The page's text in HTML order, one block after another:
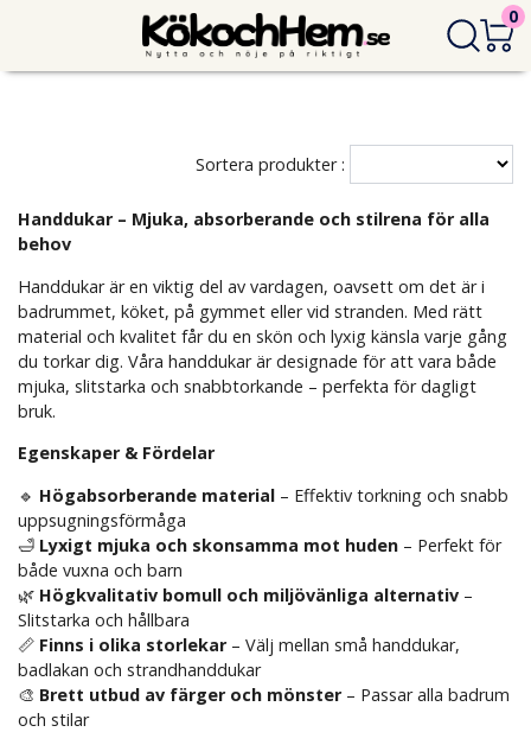
0
Sortera produkter :
Handdukar – Mjuka, absorberande och stilrena för alla
behov
Handdukar är en viktig del av vardagen, oavsett om det är i
badrummet, köket, på gymmet eller vid stranden. Med rätt
material och kvalitet får du en skön och lyxig känsla varje gång
du torkar dig. Våra handdukar är designade för att vara både
mjuka, slitstarka och snabbtorkande – perfekta för dagligt
bruk.
Egenskaper & Fördelar
🔹 Högabsorberande material – Effektiv torkning och snabb
uppsugningsförmåga
🛁 Lyxigt mjuka och skonsamma mot huden – Perfekt för
både vuxna och barn
🌿 Högkvalitativ bomull och miljövänliga alternativ –
Slitstarka och hållbara
📏 Finns i olika storlekar– Välj mellan små handdukar,
badlakan och strandhanddukar
🎨 Brett utbud av färger och mönster– Passar alla badrum
och stilar